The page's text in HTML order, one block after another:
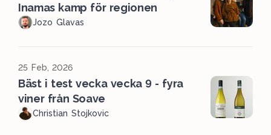
Inamas kamp för regionen
Jozo Glavas
25 Feb, 2026
Bäst i test vecka vecka 9 - fyra
viner från Soave
Christian Stojkovic